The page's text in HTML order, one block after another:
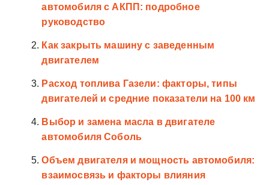
автомобиля с АКПП: подробное
руководство
Как закрыть машину с заведенным
двигателем
Расход топлива Газели: факторы, типы
двигателей и средние показатели на 100 км
Выбор и замена масла в двигателе
автомобиля Соболь
Объем двигателя и мощность автомобиля:
взаимосвязь и факторы влияния